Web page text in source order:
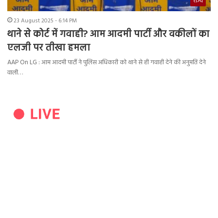
23 August 2025 - 6:14 PM
थाने से कोर्ट में गवाही? आम आदमी पार्टी और वकीलों का
एलजी पर तीखा हमला
AAP On LG : आम आदमी पार्टी ने पुलिस अधिकारी को थाने से ही गवाही देने की अनुमति देने
वाली…